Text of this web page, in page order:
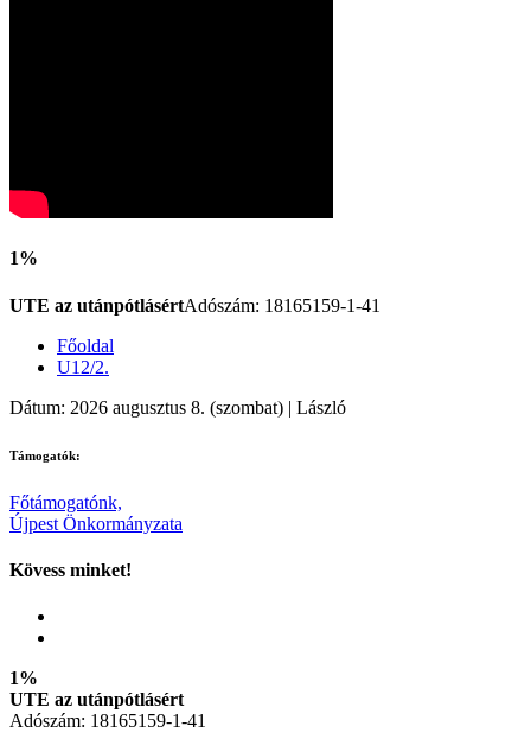
1%
UTE az utánpótlásértAdószám: 18165159-1-41
Főoldal
U12/2.
Dátum: 2026 augusztus 8. (szombat) | László
Támogatók:
Főtámogatónk,
Újpest Önkormányzata
Kövess minket!
1%
UTE az utánpótlásért
Adószám: 18165159-1-41